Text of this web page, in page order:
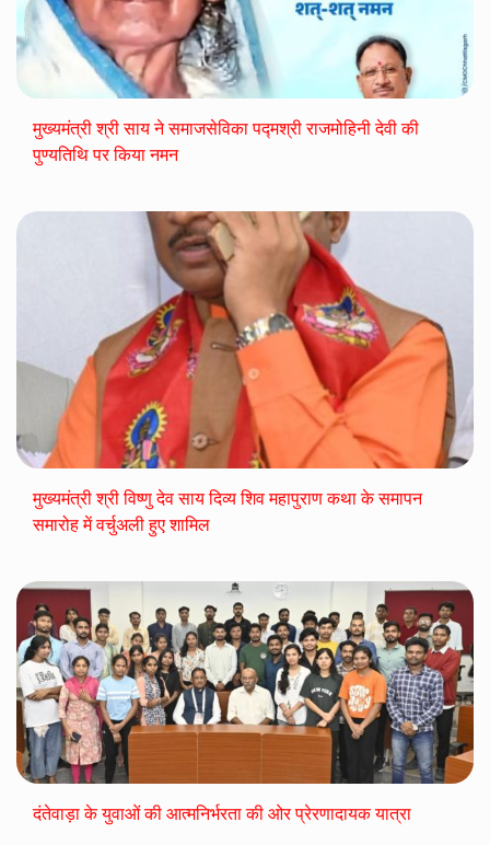
मुख्यमंत्री श्री साय ने समाजसेविका पद्मश्री राजमोहिनी देवी की
पुण्यतिथि पर किया नमन
मुख्यमंत्री श्री विष्णु देव साय दिव्य शिव महापुराण कथा के समापन
समारोह में वर्चुअली हुए शामिल
दंतेवाड़ा के युवाओं की आत्मनिर्भरता की ओर प्रेरणादायक यात्रा